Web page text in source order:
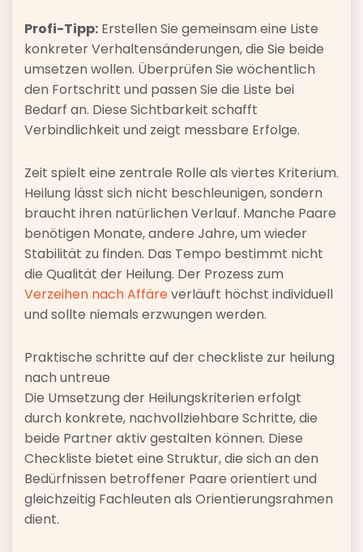
Profi-Tipp: Erstellen Sie gemeinsam eine Liste
konkreter Verhaltensänderungen, die Sie beide
umsetzen wollen. Überprüfen Sie wöchentlich
den Fortschritt und passen Sie die Liste bei
Bedarf an. Diese Sichtbarkeit schafft
Verbindlichkeit und zeigt messbare Erfolge.
Zeit spielt eine zentrale Rolle als viertes Kriterium.
Heilung lässt sich nicht beschleunigen, sondern
braucht ihren natürlichen Verlauf. Manche Paare
benötigen Monate, andere Jahre, um wieder
Stabilität zu finden. Das Tempo bestimmt nicht
die Qualität der Heilung. Der Prozess zum
Verzeihen nach Affäre verläuft höchst individuell
und sollte niemals erzwungen werden.
Praktische schritte auf der checkliste zur heilung
nach untreue
Die Umsetzung der Heilungskriterien erfolgt
durch konkrete, nachvollziehbare Schritte, die
beide Partner aktiv gestalten können. Diese
Checkliste bietet eine Struktur, die sich an den
Bedürfnissen betroffener Paare orientiert und
gleichzeitig Fachleuten als Orientierungsrahmen
dient.